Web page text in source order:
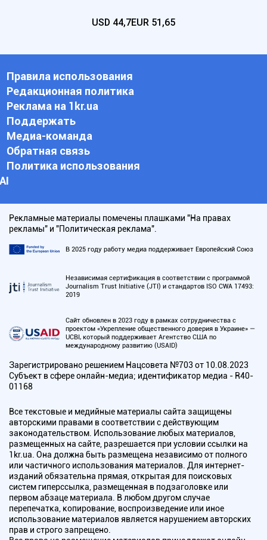
USD 44,7EUR 51,65
Правила использования
Редакционная политика
Реклама на 1kr.ua
Поддержать
Медиа-команда
Обратная связь
Политика использования
АI
Рекламные материалы помечены плашками "На правах
рекламы" и "Политическая реклама".
В 2025 году работу медиа поддерживает Европейский Союз
Независимая сертификация в соответствии с программой
Journalism Trust Initiative (JTI) и стандартов ISO CWA 17493:
2019
Сайт обновлен в 2023 году в рамках сотрудничества с
проектом «Укрепление общественного доверия в Украине» —
UCBI, который поддерживает Агентство США по
международному развитию (USAID)
Зарегистрировано решением Нацсовета №703 от 10.08.2023
Субъект в сфере онлайн-медиа; идентификатор медиа - R40-
01168
Все текстовые и медийные материалы сайта защищены
авторскими правами в соответствии с действующим
законодательством. Использование любых материалов,
размещенных на сайте, разрешается при условии ссылки на
1kr.ua. Она должна быть размещена независимо от полного
или частичного использования материалов. Для интернет-
изданий обязательна прямая, открытая для поисковых
систем гиперссылка, размещенная в подзаголовке или
первом абзаце материала. В любом другом случае
перепечатка, копирование, воспроизведение или иное
использование материалов является нарушением авторских
прав и строго запрещено.